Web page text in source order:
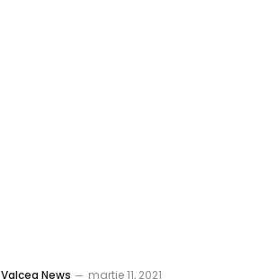
Valcea News
martie 11, 2021